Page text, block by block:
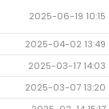
2025-06-19 10:15
2025-04-02 13:49
2025-03-17 14:03
2025-03-07 13:20